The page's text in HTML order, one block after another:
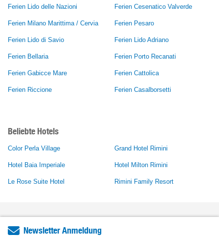
Ferien Lido delle Nazioni Ferien Cesenatico Valverde
Ferien Milano Marittima / Cervia Ferien Pesaro
Ferien Lido di Savio Ferien Lido Adriano
Ferien Bellaria Ferien Porto Recanati
Ferien Gabicce Mare Ferien Cattolica
Ferien Riccione Ferien Casalborsetti
Beliebte Hotels
Color Perla Village Grand Hotel Rimini
Hotel Baia Imperiale Hotel Milton Rimini
Le Rose Suite Hotel Rimini Family Resort
Newsletter Anmeldung